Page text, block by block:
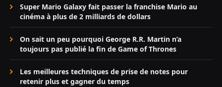
Super Mario Galaxy fait passer la franchise Mario au
cinéma à plus de 2 milliards de dollars
On sait un peu pourquoi George R.R. Martin n’a
toujours pas publié la fin de Game of Thrones
Les meilleures techniques de prise de notes pour
retenir plus et gagner du temps